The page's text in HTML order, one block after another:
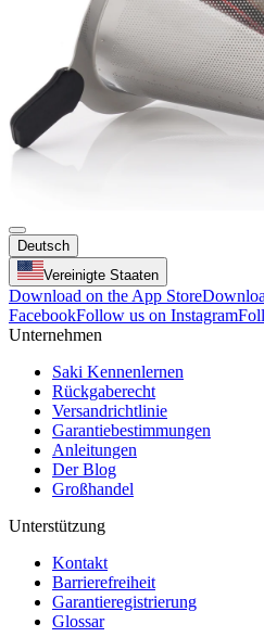
Deutsch
Vereinigte Staaten
Download on the App Store
FacebookFollow us on Instagram
Unternehmen
Saki Kennenlernen
Rückgaberecht
Versandrichtlinie
Garantiebestimmungen
Anleitungen
Der Blog
Großhandel
Unterstützung
Kontakt
Barrierefreiheit
Garantieregistrierung
Glossar